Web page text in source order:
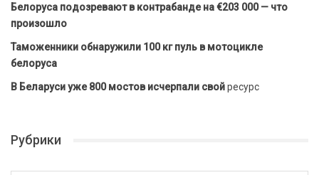
Белоруса подозревают в контрабанде на €203 000 — что
произошло
Таможенники обнаружили 100 кг пуль в мотоцикле
белоруса
В Беларуси уже 800 мостов исчерпали свойресурс
Рубрики